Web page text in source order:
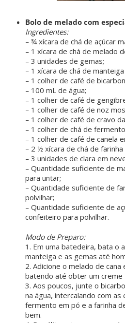
Bolo de melado com
Ingredientes:
– ¾ xícara de chá de açúcar
– 1 xícara de chá de melado
– 3 unidades de gemas;
– 1 xícara de chá de
– 1 colher de café de
– 100 mL de água;
– 1 colher de café de
– 1 colher de café de noz
– 1 colher de café de cravo
– 1 colher de chá de
– 1 colher de café de canela
– 2 ½ xícara de chá de
– 3 unidades de clara em
– Quantidade suficiente de
para untar;
– Quantidade suficiente de
polvilhar;
– Quantidade suficiente de
confeiteiro para polvilhar.
Modo de Preparo:
1. Em uma batedeira, bata o
manteiga e as gemas até
2. Adicione o melado de cana
batendo até obter um creme
3. Aos poucos, junte o
na água, intercalando com as
fermento em pó e a farinha
bem.